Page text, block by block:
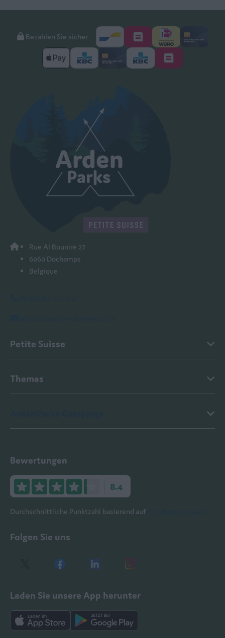
Bezahlen Sie sicher
Rue Al Bounire 27
6960 Dochamps
Belgique
Petite Suisse
Themas
Bewertungen
8.4
Durchschnittliche Punktzahl basierend auf
Folgen Sie uns
Laden Sie unsere App herunter